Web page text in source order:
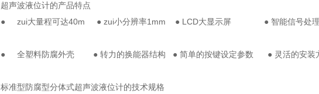
超声波液位计的产品特点
● zui大量程可达40m ● zui小分辨率1mm ● LCD大显示屏 ● 智能信号处理
● 全塑料防腐外壳 ● 转力的换能器结构 ● 简单的按键设定参数 ● 灵活的安装
标准型防腐型分体式超声波液位计的技术规格